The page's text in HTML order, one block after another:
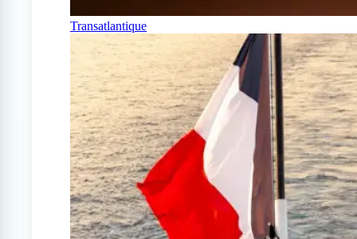
Transatlantique